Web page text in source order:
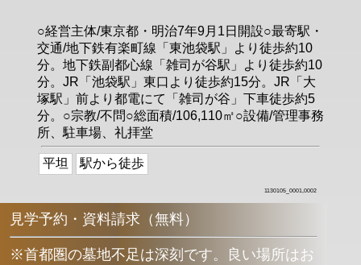
○経営主体/東京都・明治7年9月1日開設○最寄駅・
交通/地下鉄有楽町線「東池袋駅」より徒歩約10
分。地下鉄副都心線「雑司が谷駅」より徒歩約10
分。JR「池袋駅」東口より徒歩約15分。JR「大
塚駅」前より都電にて「雑司が谷」下車徒歩約5
分。○宗教/不問○総面積/106,110㎡○設備/管理事務
所、駐車場、礼拝堂
平坦 駅から徒歩
1130105_0001,0002
見学予約・資料請求（無料）
※首都圏の墓地不足は深刻です。良い場所はお